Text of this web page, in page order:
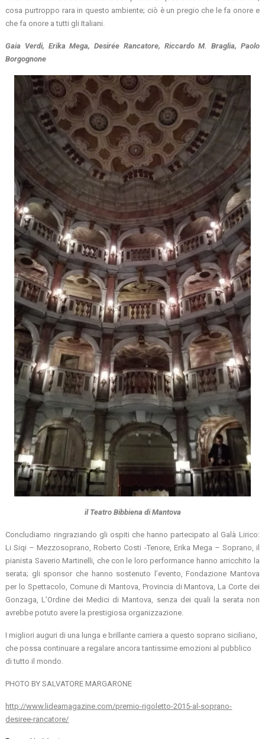
cosa purtroppo rara in questo ambiente; ciò è un pregio che le fa onore e
che fa onore a tutti gli Italiani.
Gaia Verdi, Erika Mega, Desirée Rancatore, Riccardo M. Braglia, Paolo
Borgognone
il Teatro Bibbiena di Mantova
Concludiamo ringraziando gli ospiti che hanno partecipato al Galà Lirico:
Li Siqi – Mezzosoprano, Roberto Costi -Tenore, Erika Mega – Soprano, il
pianista Saverio Martinelli, che con le loro performance hanno arricchito la
serata; gli sponsor che hanno sostenuto l’evento, Fondazione Mantova
per lo Spettacolo, Comune di Mantova, Provincia di Mantova, La Corte dei
Gonzaga, L’Ordine dei Medici di Mantova, senza dei quali la serata non
avrebbe potuto avere la prestigiosa organizzazione.
I migliori auguri di una lunga e brillante carriera a questo soprano siciliano,
che possa continuare a regalare ancora tantissime emozioni al pubblico
di tutto il mondo.
PHOTO BY SALVATORE MARGARONE
http://www.lideamagazine.com/premio-rigoletto-2015-al-soprano-
desiree-rancatore/